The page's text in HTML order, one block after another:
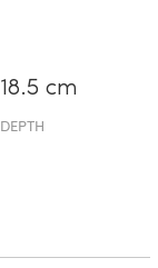
18.5 cm
DEPTH